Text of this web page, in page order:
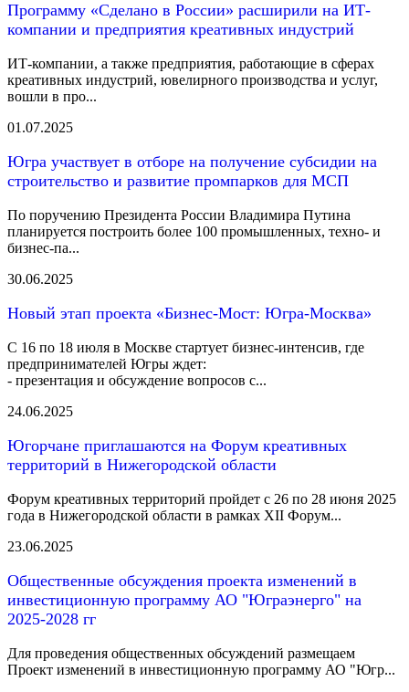
Программу «Сделано в России» расширили на ИТ-
компании и предприятия креативных индустрий
ИТ-компании, а также предприятия, работающие в сферах
креативных индустрий, ювелирного производства и услуг,
вошли в про...
01.07.2025
Югра участвует в отборе на получение субсидии на
строительство и развитие промпарков для МСП
По поручению Президента России Владимира Путина
планируется построить более 100 промышленных, техно- и
бизнес-па...
30.06.2025
Новый этап проекта «Бизнес-Мост: Югра-Москва»
С 16 по 18 июля в Москве стартует бизнес-интенсив, где
предпринимателей Югры ждет:
- презентация и обсуждение вопросов с...
24.06.2025
Югорчане приглашаются на Форум креативных
территорий в Нижегородской области
Форум креативных территорий пройдет с 26 по 28 июня 2025
года в Нижегородской области в рамках XII Форум...
23.06.2025
Общественные обсуждения проекта изменений в
инвестиционную программу АО "Юграэнерго" на
2025-2028 гг
Для проведения общественных обсуждений размещаем
Проект изменений в инвестиционную программу АО "Югр...